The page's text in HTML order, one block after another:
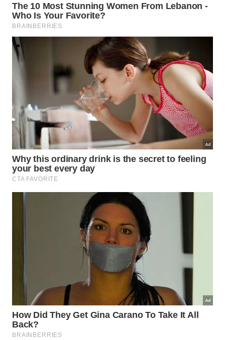
Local: Biblioteca Pública Roberto Santos
18h – Livre E Fácil(Free and Easy, EUA, 1930, 93
min. Dir.: Edward Sedgwick. 12 anos).
Sinopse: Garota vence um concurso de beleza e
ganha uma viagem para Hollywood, mas é impedida
pela mãe de viver um romance.
Local: Biblioteca Pública Viriato Corrêa
18h – O Garoto (The Kid, EUA, 1921, 68 min. Com
Sinopse: Carlitos encontra um bebê abandonado
pela mãe. Com o passar dos anos, eles se tornam
uma dupla perfeita ao planejarem várias formas de
conseguir dinheiro para seu sustento.